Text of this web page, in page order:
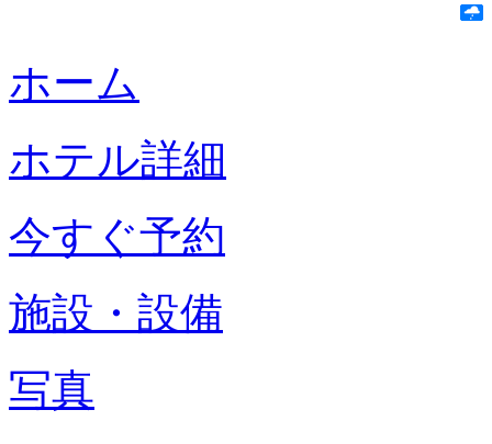
ホーム
ホテル詳細
今すぐ予約
施設・設備
写真